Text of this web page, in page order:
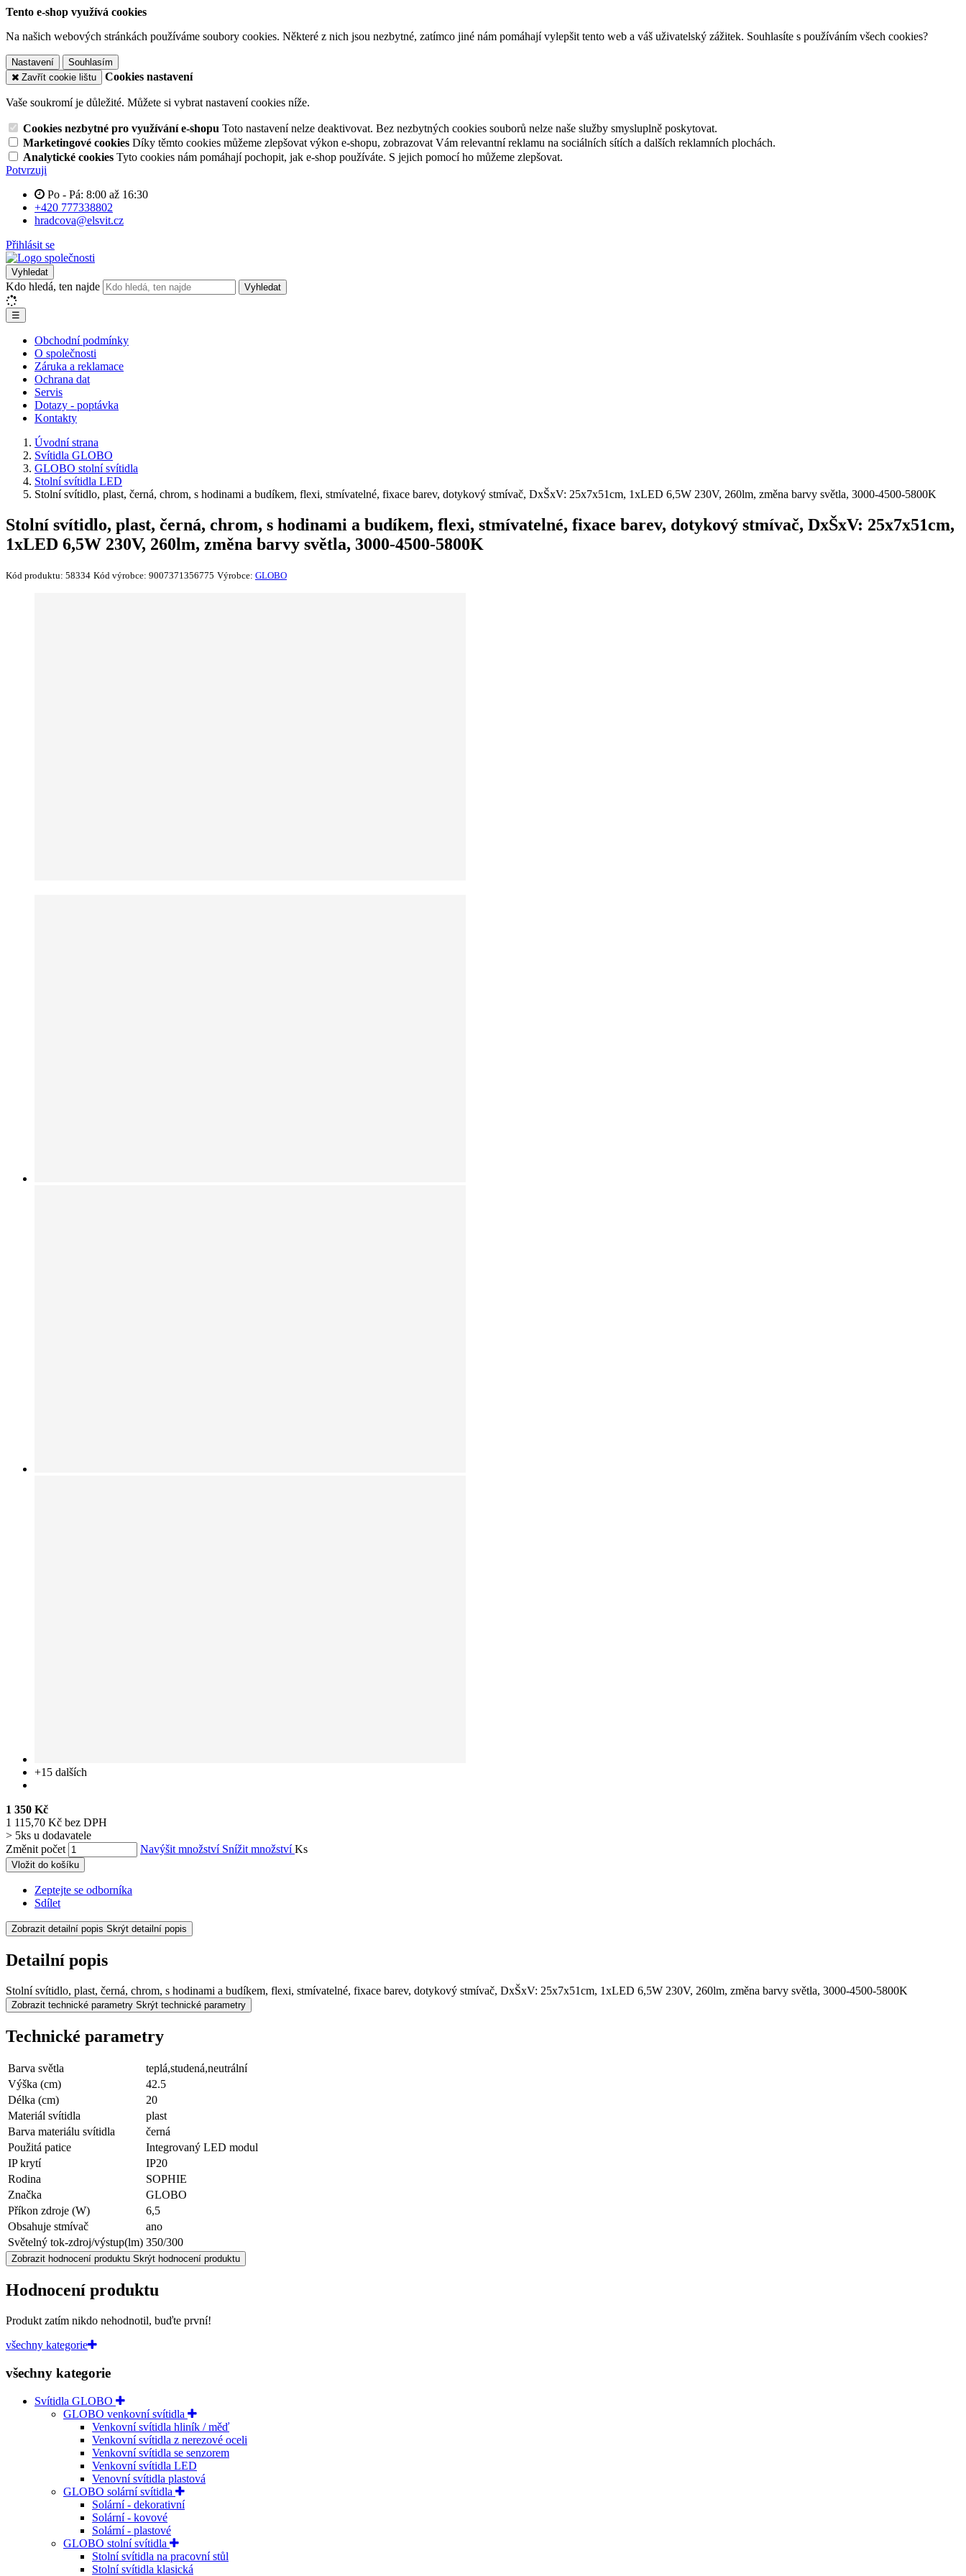
Tento e-shop využívá cookies
Na našich webových stránkách používáme soubory cookies. Některé z nich jsou nezbytné, zatímco jiné nám pomáhají vylepšit tento web a váš uživatelský zážitek. Souhlasíte s používáním všech cookies?
Nastavení
Souhlasím
Zavřít cookie lištu
Cookies nastavení
Vaše soukromí je důležité. Můžete si vybrat nastavení cookies níže.
Cookies nezbytné pro využívání e-shopu Toto nastavení nelze deaktivovat. Bez nezbytných cookies souborů nelze naše služby smysluplně poskytovat.
Marketingové cookies Díky těmto cookies můžeme zlepšovat výkon e-shopu, zobrazovat Vám relevantní reklamu na sociálních sítích a dalších reklamních plochách.
Analytické cookies Tyto cookies nám pomáhají pochopit, jak e-shop používáte. S jejich pomocí ho můžeme zlepšovat.
Potvrzuji
Po - Pá: 8:00 až 16:30
+420 777338802
hradcova@elsvit.cz
Přihlásit se
Vyhledat
Kdo hledá, ten najde Vyhledat
☰
Obchodní podmínky
O společnosti
Záruka a reklamace
Ochrana dat
Servis
Dotazy - poptávka
Kontakty
Úvodní strana
Svítidla GLOBO
GLOBO stolní svítidla
Stolní svítidla LED
Stolní svítidlo, plast, černá, chrom, s hodinami a budíkem, flexi, stmívatelné, fixace barev, dotykový stmívač, DxŠxV: 25x7x51cm, 1xLED 6,5W 230V, 260lm, změna barvy světla, 3000-4500-5800K
Stolní svítidlo, plast, černá, chrom, s hodinami a budíkem, flexi, stmívatelné, fixace barev, dotykový stmívač, DxŠxV: 25x7x51cm,
1xLED 6,5W 230V, 260lm, změna barvy světla, 3000-4500-5800K
Kód produktu: 58334 Kód výrobce: 9007371356775 Výrobce: GLOBO
+15 dalších
1 350 Kč
1 115,70 Kč bez DPH
> 5ks u dodavatele
Změnit počet
Navýšit množství Snížit množstvíKs
Vložit do košíku
Zeptejte se odborníka
Sdílet
Zobrazit detailní popis Skrýt detailní popis
Detailní popis
Stolní svítidlo, plast, černá, chrom, s hodinami a budíkem, flexi, stmívatelné, fixace barev, dotykový stmívač, DxŠxV: 25x7x51cm, 1xLED 6,5W 230V, 260lm, změna barvy světla, 3000-4500-5800K
Zobrazit technické parametry Skrýt technické parametry
Technické parametry
Barva světla
teplá,studená,neutrální
Výška (cm)
42.5
Délka (cm)
20
Materiál svítidla
plast
Barva materiálu svítidla
černá
Použitá patice
Integrovaný LED modul
IP krytí
IP20
Rodina
SOPHIE
Značka
GLOBO
Příkon zdroje (W)
6,5
Obsahuje stmívač
ano
Světelný tok-zdroj/výstup(lm) 350/300
Zobrazit hodnocení produktu Skrýt hodnocení produktu
Hodnocení produktu
Produkt zatím nikdo nehodnotil, buďte první!
všechny kategorie
všechny kategorie
Svítidla GLOBO
GLOBO venkovní svítidla
Venkovní svítidla hliník / měď
Venkovní svítidla z nerezové oceli
Venkovní svítidla se senzorem
Venkovní svítidla LED
Venovní svítidla plastová
GLOBO solární svítidla
Solární - dekorativní
Solární - kovové
Solární - plastové
GLOBO stolní svítidla
Stolní svítidla na pracovní stůl
Stolní svítidla klasická